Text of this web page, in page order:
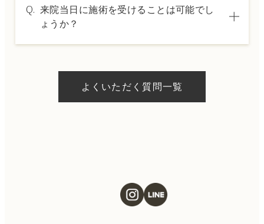
した分割払いも可能です。詳細は受付スタッ
フにお問い合わせください。
Q. 来院当日に施術を受けることは可能でし
ょうか？
ただける施術もございます。当日の施術をご
希望の場合は、ご予約の際にお気軽にご相談
よくいただく質問一覧